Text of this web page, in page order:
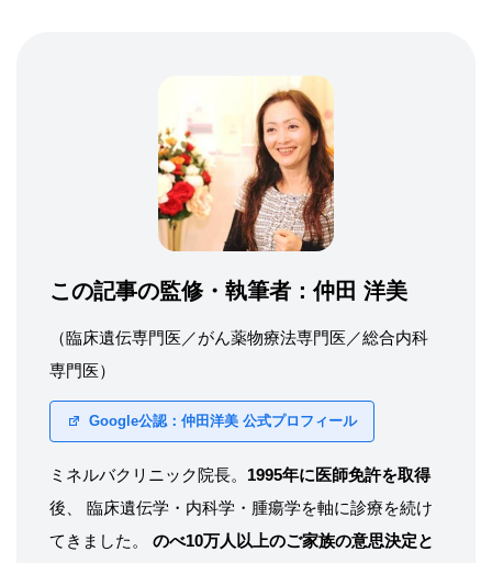
この記事の監修・執筆者：仲田 洋美
（臨床遺伝専門医／がん薬物療法専門医／総合内科
専門医）
Google公認：仲田洋美 公式プロフィール
ミネルバクリニック院長。 1995年に医師免許を取得
後、 臨床遺伝学・内科学・腫瘍学を軸に診療を続け
てきました。 のべ10万人以上のご家族の意思決定と